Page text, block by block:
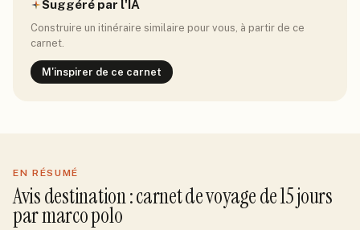
Suggéré par l'IA
Construire un itinéraire similaire pour vous, à partir de ce
carnet.
M'inspirer de ce carnet
EN RÉSUMÉ
Avisdestination: carnet de voyage de15jours
parmarco polo